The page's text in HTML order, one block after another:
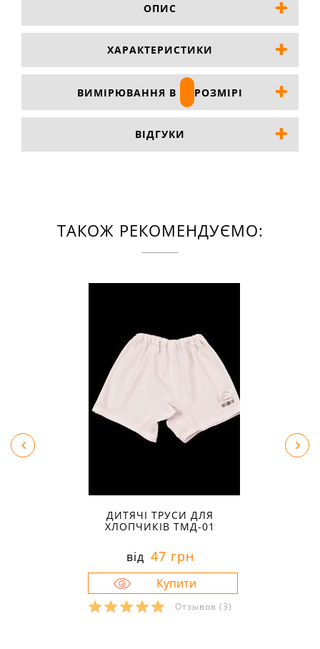
ОПИС
ХАРАКТЕРИСТИКИ
ВИМІРЮВАННЯ В РОЗМІРІ
ВІДГУКИ
ТАКОЖ РЕКОМЕНДУЄМО:
ДИТЯЧІ ТРУСИ ДЛЯ
ХЛОПЧИКІВ ТМД-01
від 47 грн
Отзывов (3)